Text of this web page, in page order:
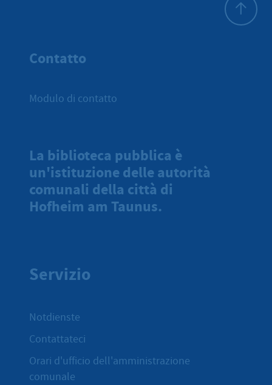
Contatto
Modulo di contatto
La biblioteca pubblica è
un'istituzione delle autorità
comunali della città di
Hofheim am Taunus.
Servizio
Notdienste
Contattateci
Orari d'ufficio dell'amministrazione
comunale